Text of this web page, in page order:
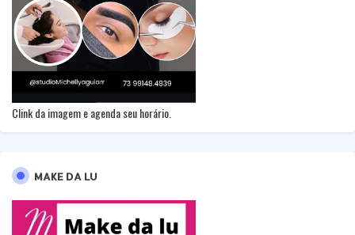
Clink da imagem e agenda seu horário.
MAKE DA LU